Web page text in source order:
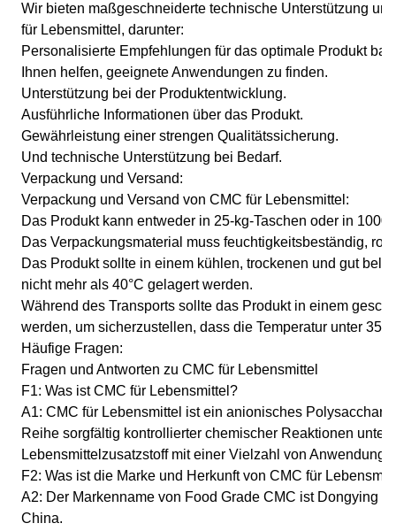
Wir bieten maßgeschneiderte technische Unterstützung
für Lebensmittel, darunter:
Personalisierte Empfehlungen für das optimale Produkt
Ihnen helfen, geeignete Anwendungen zu finden.
Unterstützung bei der Produktentwicklung.
Ausführliche Informationen über das Produkt.
Gewährleistung einer strengen Qualitätssicherung.
Und technische Unterstützung bei Bedarf.
Verpackung und Versand:
Verpackung und Versand von CMC für Lebensmittel:
Das Produkt kann entweder in 25-kg-Taschen oder in
Das Verpackungsmaterial muss feuchtigkeitsbeständig,
Das Produkt sollte in einem kühlen, trockenen und gut
nicht mehr als 40°C gelagert werden.
Während des Transports sollte das Produkt in einem
werden, um sicherzustellen, dass die Temperatur unter
Häufige Fragen:
Fragen und Antworten zu CMC für Lebensmittel
F1: Was ist CMC für Lebensmittel?
A1: CMC für Lebensmittel ist ein anionisches
Reihe sorgfältig kontrollierter chemischer Reaktionen
Lebensmittelzusatzstoff mit einer Vielzahl von
F2: Was ist die Marke und Herkunft von CMC für
A2: Der Markenname von Food Grade CMC ist Dongying
China.